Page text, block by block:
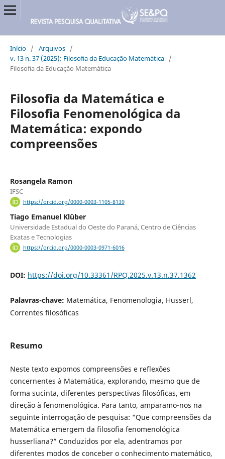
Início / Arquivos /
v. 13 n. 37 (2025): Filosofia da Educação Matemática /
Filosofia da Educação Matemática
Filosofia da Matemática e
Filosofia Fenomenológica da
Matemática: expondo
compreensões
Rosangela Ramon
IFSC
https://orcid.org/0000-0003-1105-8139
Tiago Emanuel Klüber
Universidade Estadual do Oeste do Paraná, Centro de Ciências
Exatas e Tecnologias
https://orcid.org/0000-0003-0971-6016
DOI: https://doi.org/10.33361/RPQ.2025.v.13.n.37.1362
Palavras-chave: Matemática, Fenomenologia, Husserl,
Correntes filosóficas
Resumo
Neste texto expomos compreensões e reflexões
concernentes à Matemática, explorando, mesmo que de
forma sucinta, diferentes perspectivas filosóficas, em
direção à fenomenológica. Para tanto, amparamo-nos na
seguinte interrogação de pesquisa: “Que compreensões da
Matemática emergem da filosofia fenomenológica
husserliana?” Conduzidos por ela, adentramos por
diferentes modos de conceber o conhecimento matemático,